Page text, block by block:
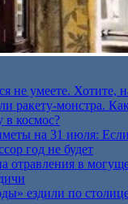
не умеете. Хотите,
ракету-монстра.
в космос?
на 31 июля:
год не будет
отравления в
ездили по